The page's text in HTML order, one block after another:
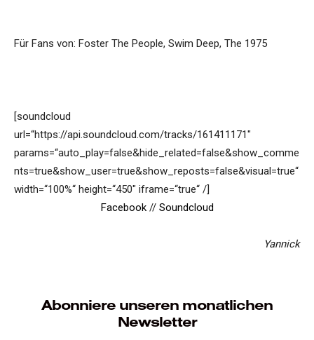
Für Fans von: Foster The People, Swim Deep, The 1975
[soundcloud
url=“https://api.soundcloud.com/tracks/161411171″
params=“auto_play=false&hide_related=false&show_comme
nts=true&show_user=true&show_reposts=false&visual=true“
width=“100%“ height=“450″ iframe=“true“ /]
Facebook// Soundcloud
Yannick
Abonniere unseren monatlichen
Newsletter